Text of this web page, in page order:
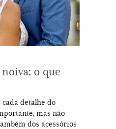
o que
detalhe do
mas não
dos acessórios